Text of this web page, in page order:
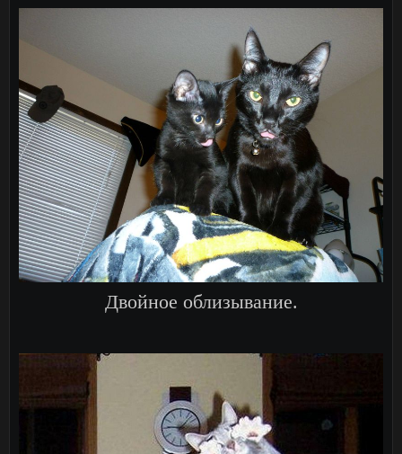
Двойное облизывание.